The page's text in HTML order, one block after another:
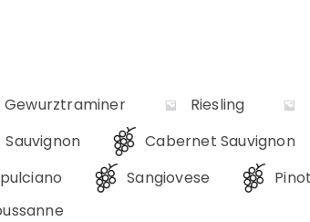
Gewurztraminer Riesling
Sauvignon Cabernet Sauvignon
Sangiovese